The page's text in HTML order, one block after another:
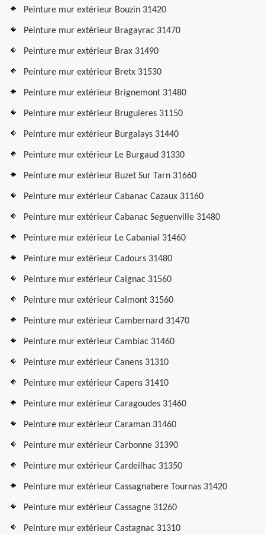
Peinture mur extérieur Bouzin 31420
Peinture mur extérieur Bragayrac 31470
Peinture mur extérieur Brax 31490
Peinture mur extérieur Bretx 31530
Peinture mur extérieur Brignemont 31480
Peinture mur extérieur Bruguieres 31150
Peinture mur extérieur Burgalays 31440
Peinture mur extérieur Le Burgaud 31330
Peinture mur extérieur Buzet Sur Tarn 31660
Peinture mur extérieur Cabanac Cazaux 31160
Peinture mur extérieur Cabanac Seguenville 31480
Peinture mur extérieur Le Cabanial 31460
Peinture mur extérieur Cadours 31480
Peinture mur extérieur Caignac 31560
Peinture mur extérieur Calmont 31560
Peinture mur extérieur Cambernard 31470
Peinture mur extérieur Cambiac 31460
Peinture mur extérieur Canens 31310
Peinture mur extérieur Capens 31410
Peinture mur extérieur Caragoudes 31460
Peinture mur extérieur Caraman 31460
Peinture mur extérieur Carbonne 31390
Peinture mur extérieur Cardeilhac 31350
Peinture mur extérieur Cassagnabere Tournas 31420
Peinture mur extérieur Cassagne 31260
Peinture mur extérieur Castagnac 31310